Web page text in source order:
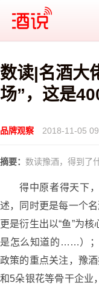
酒说
数读|名酒大
场”，这是
品牌观察 2018-11-05
摘要： 数读豫酒，得到了
得中原者得天下
述，同时更是每一个
更是衍生出以“鱼”为
是怎么知道的……）；
政策的重点关注，豫
和5朵银花等骨干企业